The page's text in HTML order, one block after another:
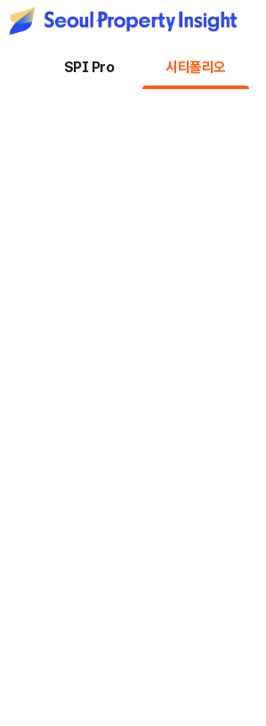
SPI Pro 시티폴리오